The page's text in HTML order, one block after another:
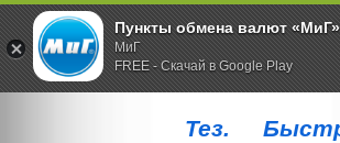
Тез.
Пункты обмена валют «МиГ»
МиГ
FREE - Скачай в Google Play